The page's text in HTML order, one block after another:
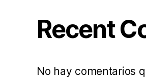
Recent
No hay comentarios